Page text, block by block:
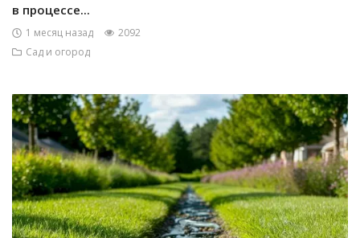
в процессе...
1 месяц назад
2092
Сад и огород